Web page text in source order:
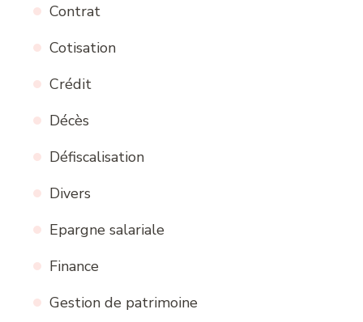
Contrat
Cotisation
Crédit
Décès
Défiscalisation
Divers
Epargne salariale
Finance
Gestion de patrimoine